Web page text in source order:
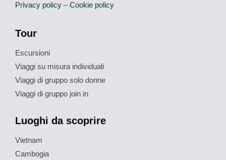
Privacy policy –Cookie policy
Tour
Escursioni
Viaggi su misura individuali
Viaggi di gruppo solo donne
Viaggi di gruppo join in
Luoghi da scoprire
Vietnam
Cambogia